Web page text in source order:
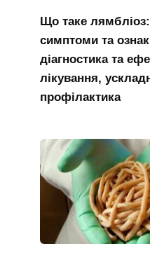
Що таке
симптоми та
діагностика та
лікування,
профілактика